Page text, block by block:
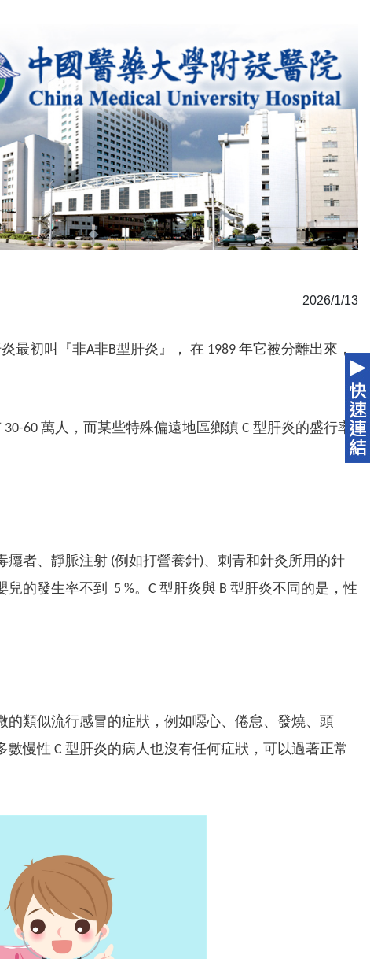
2026/1/13
最初叫『非A非B型肝炎』， 在 1989 年它被分離出來，
60 萬人，而某些特殊偏遠地區鄉鎮 C 型肝炎的盛行率
者、靜脈注射 (例如打營養針)、刺青和針灸所用的針
的發生率不到 5 %。C 型肝炎與 B 型肝炎不同的是，性
類似流行感冒的症狀，例如噁心、倦怠、發燒、頭
慢性 C 型肝炎的病人也沒有任何症狀，可以過著正常